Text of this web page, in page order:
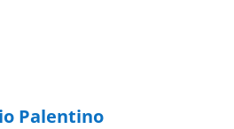
Palentino